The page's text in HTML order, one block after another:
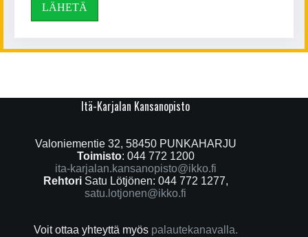
LÄHETÄ
Itä-Karjalan Kansanopisto
Valoniementie 32, 58450 PUNKAHARJU
Toimisto: 044 772 1200
ita-karjalan.kansanopisto@ikko.fi
Rehtori Satu Lötjönen: 044 772 1277,
satu.lotjonen@ikko.fi
Voit ottaa yhteyttä myös palautekanavalla.